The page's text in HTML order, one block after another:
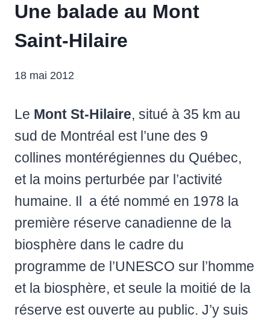
Une balade au Mont
Saint-Hilaire
18 mai 2012
Le Mont St-Hilaire, situé à 35 km au
sud de Montréal est l’une des 9
collines montérégiennes du Québec,
et la moins perturbée par l’activité
humaine. Il a été nommé en 1978 la
première réserve canadienne de la
biosphère dans le cadre du
programme de l’UNESCO sur l’homme
et la biosphère, et seule la moitié de la
réserve est ouverte au public. J’y suis